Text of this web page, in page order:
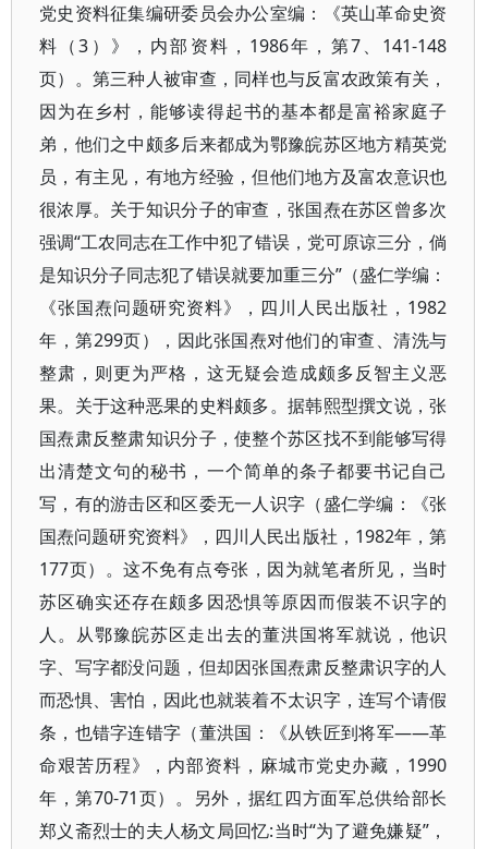
党史资料征集编研委员会办公室编：《英山革命史资
料（3）》，内部资料，1986年，第7、141-148
页）。第三种人被审查，同样也与反富农政策有关，
因为在乡村，能够读得起书的基本都是富裕家庭子
弟，他们之中颇多后来都成为鄂豫皖苏区地方精英党
员，有主见，有地方经验，但他们地方及富农意识也
很浓厚。关于知识分子的审查，张国焘在苏区曾多次
强调“工农同志在工作中犯了错误，党可原谅三分，倘
是知识分子同志犯了错误就要加重三分”（盛仁学编：
《张国焘问题研究资料》，四川人民出版社，1982
年，第299页），因此张国焘对他们的审查、清洗与
整肃，则更为严格，这无疑会造成颇多反智主义恶
果。关于这种恶果的史料颇多。据韩熙型撰文说，张
国焘肃反整肃知识分子，使整个苏区找不到能够写得
出清楚文句的秘书，一个简单的条子都要书记自己
写，有的游击区和区委无一人识字（盛仁学编：《张
国焘问题研究资料》，四川人民出版社，1982年，第
177页）。这不免有点夸张，因为就笔者所见，当时
苏区确实还存在颇多因恐惧等原因而假装不识字的
人。从鄂豫皖苏区走出去的董洪国将军就说，他识
字、写字都没问题，但却因张国焘肃反整肃识字的人
而恐惧、害怕，因此也就装着不太识字，连写个请假
条，也错字连错字（董洪国：《从铁匠到将军——革
命艰苦历程》，内部资料，麻城市党史办藏，1990
年，第70-71页）。另外，据红四方面军总供给部长
郑义斋烈士的夫人杨文局回忆:当时“为了避免嫌疑”，